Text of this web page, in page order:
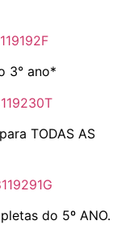
3° ano*
TODAS AS
do 5º ANO.